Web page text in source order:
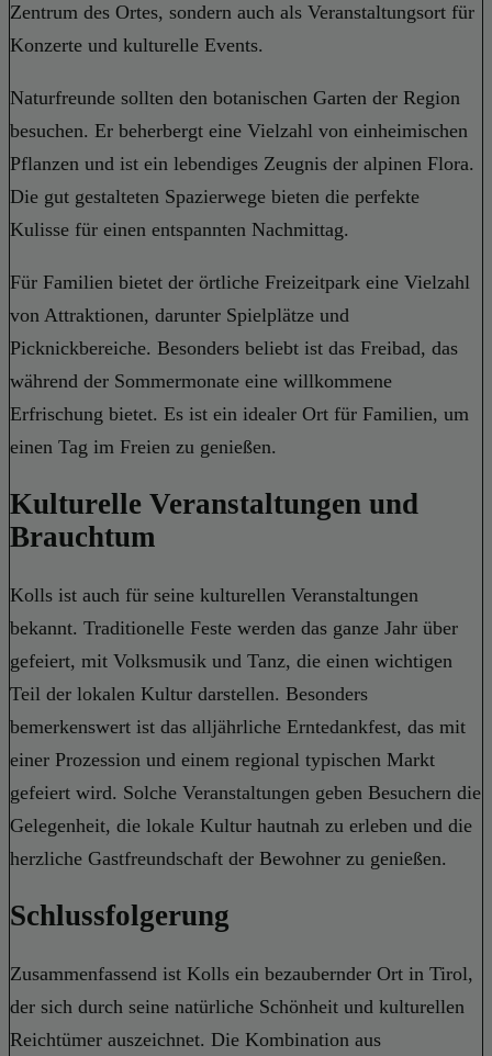
Zentrum des Ortes, sondern auch als Veranstaltungsort für
Konzerte und kulturelle Events.
Naturfreunde sollten den botanischen Garten der Region
besuchen. Er beherbergt eine Vielzahl von einheimischen
Pflanzen und ist ein lebendiges Zeugnis der alpinen Flora.
Die gut gestalteten Spazierwege bieten die perfekte
Kulisse für einen entspannten Nachmittag.
Für Familien bietet der örtliche Freizeitpark eine Vielzahl
von Attraktionen, darunter Spielplätze und
Picknickbereiche. Besonders beliebt ist das Freibad, das
während der Sommermonate eine willkommene
Erfrischung bietet. Es ist ein idealer Ort für Familien, um
einen Tag im Freien zu genießen.
Kulturelle Veranstaltungen und
Brauchtum
Kolls ist auch für seine kulturellen Veranstaltungen
bekannt. Traditionelle Feste werden das ganze Jahr über
gefeiert, mit Volksmusik und Tanz, die einen wichtigen
Teil der lokalen Kultur darstellen. Besonders
bemerkenswert ist das alljährliche Erntedankfest, das mit
einer Prozession und einem regional typischen Markt
gefeiert wird. Solche Veranstaltungen geben Besuchern die
Gelegenheit, die lokale Kultur hautnah zu erleben und die
herzliche Gastfreundschaft der Bewohner zu genießen.
Schlussfolgerung
Zusammenfassend ist Kolls ein bezaubernder Ort in Tirol,
der sich durch seine natürliche Schönheit und kulturellen
Reichtümer auszeichnet. Die Kombination aus